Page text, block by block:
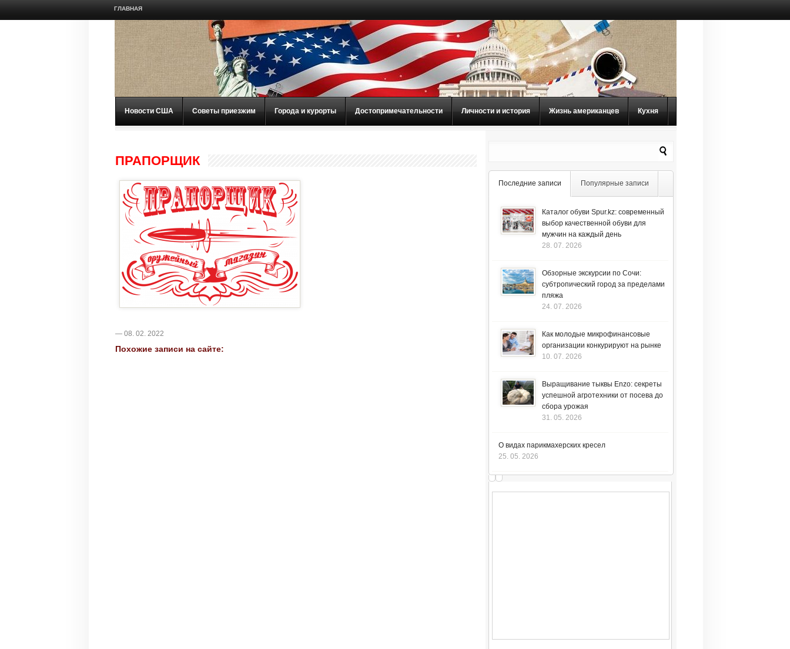
ГЛАВНАЯ
Новости США Советы приезжим Города и курорты Достопримечательности Личности и история Жизнь американцев Кухня
ПРАПОРЩИК
— 08. 02. 2022
Похожие записи на сайте:
Последние записи Популярные записи
Каталог обуви Spur.kz: современный
выбор качественной обуви для
мужчин на каждый день
28. 07. 2026
Обзорные экскурсии по Сочи:
субтропический город за пределами
пляжа
24. 07. 2026
Как молодые микрофинансовые
организации конкурируют на рынке
10. 07. 2026
Выращивание тыквы Enzo: секреты
успешной агротехники от посева до
сбора урожая
31. 05. 2026
О видах парикмахерских кресел
25. 05. 2026